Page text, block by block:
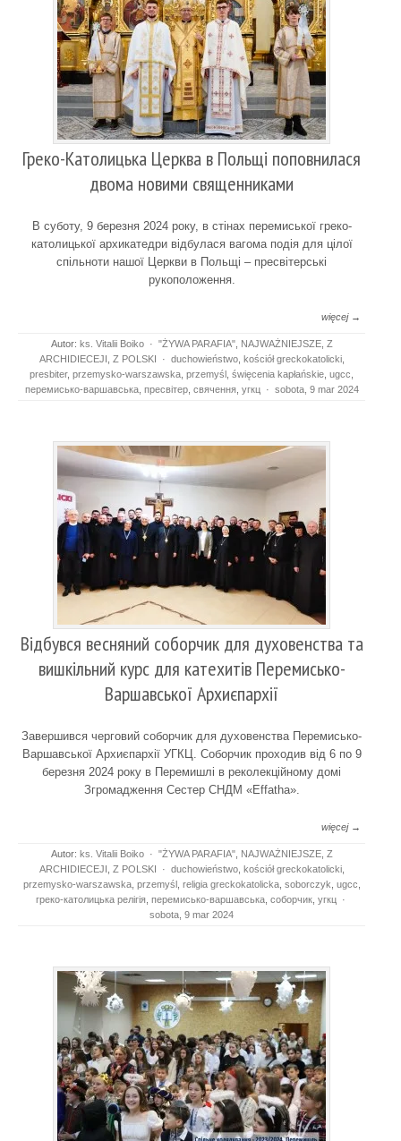
Греко-Католицька Церква в Польщі поповнилася
двома новими священниками
В суботу, 9 березня 2024 року, в стінах перемиської греко-
католицької архикатедри відбулася вагома подія для цілої
спільноти нашої Церкви в Польщі – пресвітерські
рукоположення.
więcej →
Autor: ks. Vitalii Boiko · "ŻYWA PARAFIA", NAJWAŻNIEJSZE, Z
ARCHIDIECEJI Z POLSKI · duchowieństwo, kościół greckokatolicki,
presbiter, przemysko-warszawska przemyśl święcenia kapłańskie ugcc
перемисько-варшавська, пресвітер, свячення, угкц · sobota, 9 mar 2024
Відбувся весняний соборчик для духовенства та
вишкільний курс для катехитів Перемисько-
Варшавської Архиєпархії
Завершився черговий соборчик для духовенства Перемисько-
Варшавської Архиєпархії УГКЦ. Соборчик проходив від 6 по 9
березня 2024 року в Перемишлі в реколекційному домі
Згромадження Сестер СНДМ «Effatha».
więcej →
Autor: ks. Vitalii Boiko · "ŻYWA PARAFIA", NAJWAŻNIEJSZE, Z
ARCHIDIECEJI Z POLSKI · duchowieństwo, kościół greckokatolicki,
przemysko-warszawska, przemyśl, religia greckokatolicka, soborczyk ugcc
греко-католицька релігія, перемисько-варшавська, соборчик, угкц
·
sobota, 9 mar 2024